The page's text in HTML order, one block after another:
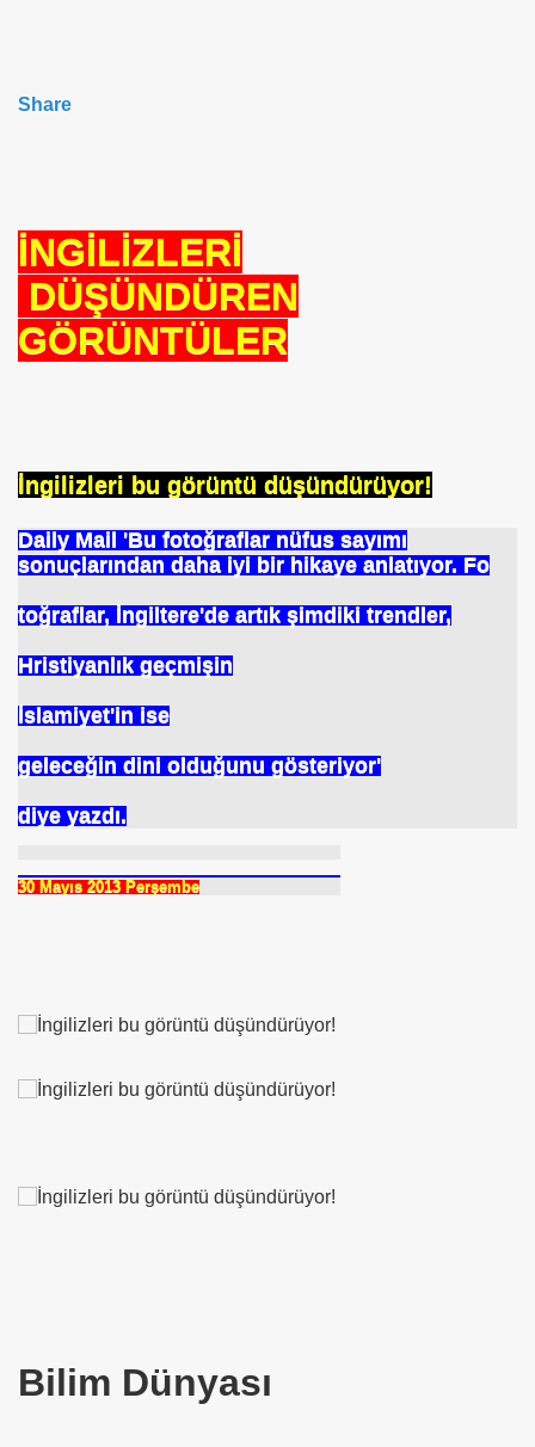
Share
İNGİLİZLERİ
DÜŞÜNDÜREN
GÖRÜNTÜLER
İngilizleri bu görüntü düşündürüyor!
Daily Mail 'Bu fotoğraflar nüfus sayımı
sonuçlarından daha iyi bir hikaye anlatıyor. Fo
toğraflar, İngiltere'de artık şimdiki trendler,
Hristiyanlık geçmişin
İslamiyet'in ise
geleceğin dini olduğunu gösteriyor'
diye yazdı.
30 Mayıs 2013 Perşembe
Bilim Dünyası
Mücadele Derneği
ERDEMi
İSMAİL TOPKAR